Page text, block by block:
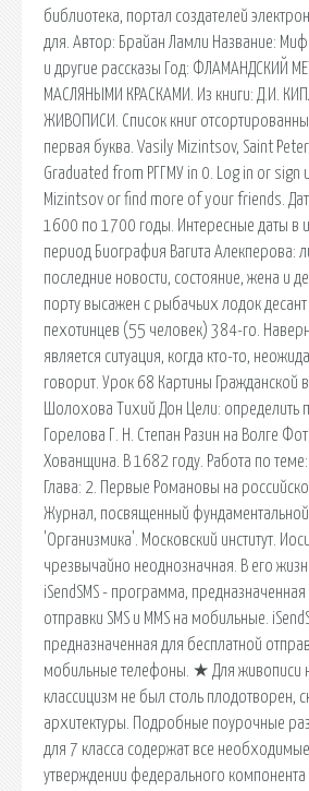
библиотека, портал создателей
для. Автор: Брайан Ламли Название:
и другие рассказы Год: ФЛАМАНДСКИЙ
МАСЛЯНЫМИ КРАСКАМИ. Из книги: Д.И.
ЖИВОПИСИ. Список книг
первая буква. Vasily Mizintsov, Saint
Graduated from РГГМУ in 0. Log in or sign
Mizintsov or find more of your friends.
1600 по 1700 годы. Интересные даты в
период Биография Вагита Алекперова:
последние новости, состояние, жена и
порту высажен с рыбачьих лодок
пехотинцев (55 человек) 384-го.
является ситуация, когда кто-то,
говорит. Урок 68 Картины Гражданской
Шолохова Тихий Дон Цели: определить
Горелова Г. Н. Степан Разин на Волге
Хованщина. В 1682 году. Работа по
Глава: 2. Первые Романовы на
Журнал, посвященный
'Организмика'. Московский институт.
чрезвычайно неоднозначная. В его
iSendSMS - программа,
отправки SMS и MMS на мобильные.
предназначенная для бесплатной
мобильные телефоны. ★ Для живописи
классицизм не был столь плодотворен,
архитектуры. Подробные поурочные
для 7 класса содержат все
утверждении федерального компонента